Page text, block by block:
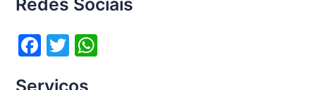
o
o
k
p
F
T
Serviços